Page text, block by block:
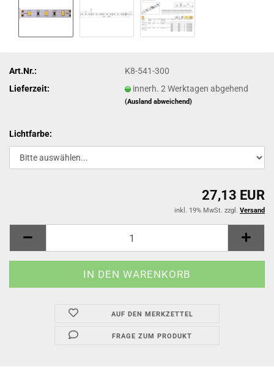
Art.Nr.:
K8-541-300
Lieferzeit:
innerh. 2 Werktagen abgehend
(Ausland abweichend)
Lichtfarbe:
27,13 EUR
inkl. 19% MwSt. zzgl. Versand
AUF DEN MERKZETTEL
FRAGE ZUM PRODUKT